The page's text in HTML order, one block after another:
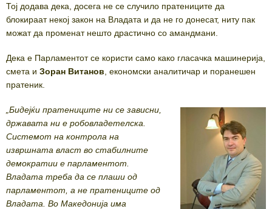
Тој додава дека, досега не се случило пратениците да
блокираат некој закон на Владата и да не го донесат, ниту пак
можат да променат нешто драстично со амандмани.
Дека е Парламентот се користи само како гласачка машинерија,
смета и Зоран Витанов , економски аналитичар и поранешен
пратеник.
„Бидејќи пратениците ни се зависни,
државата ни е робовладетелска.
Системот на контрола на
извршната власт во стабилните
демократии е парламентот.
Владата треба да се плаши од
парламентот, а не пратениците од
Владата. Во Македонија има